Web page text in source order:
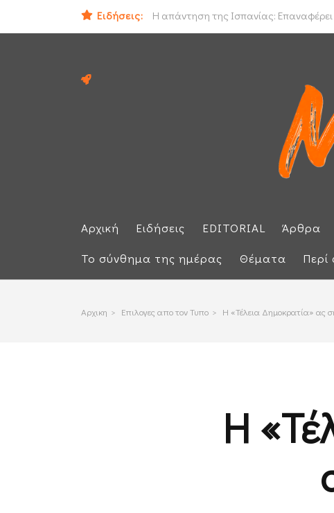
Ειδήσεις:
Η απάντηση της Ισπανίας: Επαναφέρει
Ο εισαγγελέας του Αρείου Πάγου Ε.
Αρχική Ειδήσεις EDITORIAL Άρθρα
Το σύνθημα της ημέρας
Θέματα
Αρχικη > Επιλογες απο τον Τυπο > Η «Τέλεια Δημοκρατία» ας
Η